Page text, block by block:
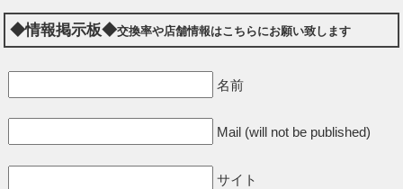
◆情報掲示板◆交換率や店舗情報はこちらにお願い致します
名前
Mail (will not be published)
サイト